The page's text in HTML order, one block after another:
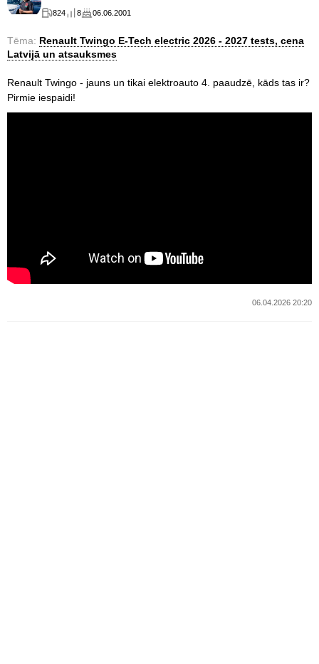
824 8 06.06.2001
Tēma: Renault Twingo E-Tech electric 2026 - 2027 tests, cena
Latvijā un atsauksmes
Renault Twingo - jauns un tikai elektroauto 4. paaudzē, kāds tas ir?
Pirmie iespaidi!
06.04.2026 20:20